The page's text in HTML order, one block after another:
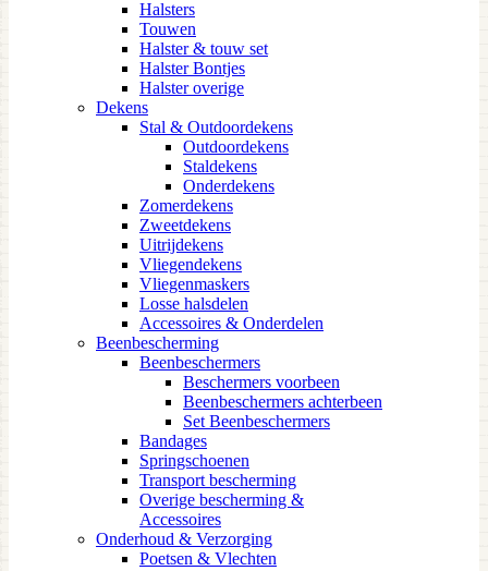
Halsters
Touwen
Halster & touw set
Halster Bontjes
Halster overige
Dekens
Stal & Outdoordekens
Outdoordekens
Staldekens
Onderdekens
Zomerdekens
Zweetdekens
Uitrijdekens
Vliegendekens
Vliegenmaskers
Losse halsdelen
Accessoires & Onderdelen
Beenbescherming
Beenbeschermers
Beschermers voorbeen
Beenbeschermers achterbeen
Set Beenbeschermers
Bandages
Springschoenen
Transport bescherming
Overige bescherming &
Accessoires
Onderhoud & Verzorging
Poetsen & Vlechten